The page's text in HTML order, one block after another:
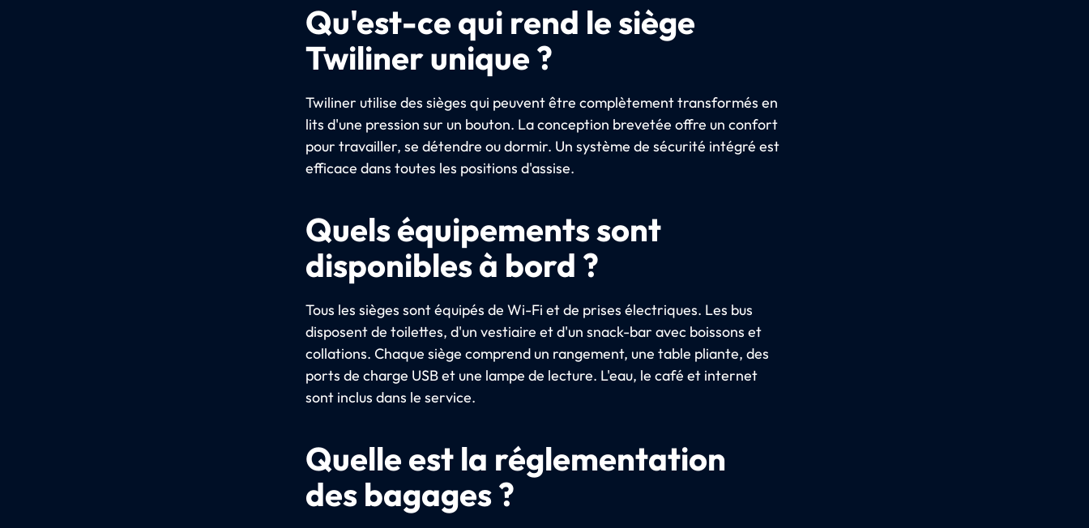
Qu'est-ce qui rend le siège
Twiliner unique ?
Twiliner utilise des sièges qui peuvent être complètement transformés en
lits d'une pression sur un bouton. La conception brevetée offre un confort
pour travailler, se détendre ou dormir. Un système de sécurité intégré est
efficace dans toutes les positions d'assise.
Quels équipements sont
disponibles à bord ?
Tous les sièges sont équipés de Wi-Fi et de prises électriques. Les bus
disposent de toilettes, d'un vestiaire et d'un snack-bar avec boissons et
collations. Chaque siège comprend un rangement, une table pliante, des
ports de charge USB et une lampe de lecture. L'eau, le café et internet
sont inclus dans le service.
Quelle est la réglementation
des bagages ?